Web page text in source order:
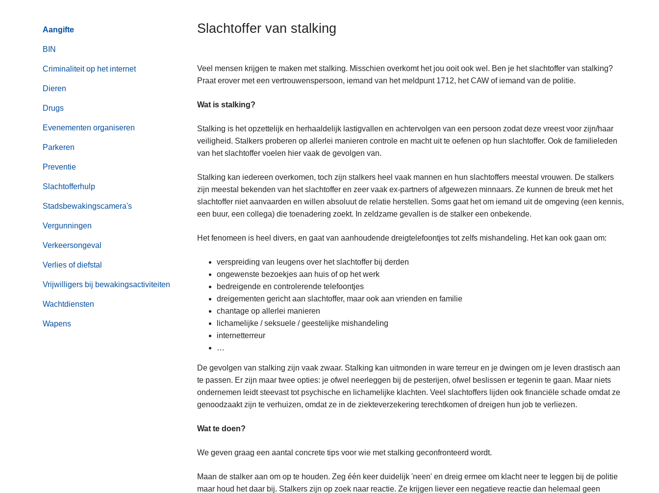
Aangifte
BIN
Criminaliteit op het internet
Dieren
Drugs
Evenementen organiseren
Parkeren
Preventie
Slachtofferhulp
Stadsbewakingscamera's
Vergunningen
Verkeersongeval
Verlies of diefstal
Vrijwilligers bij bewakingsactiviteiten
Wachtdiensten
Wapens
Slachtoffer van stalking
Veel mensen krijgen te maken met stalking. Misschien overkomt het jou ooit ook wel. Ben je het slachtoffer van stalking?
Praat erover met een vertrouwenspersoon, iemand van het meldpunt 1712, het CAW of iemand van de politie.
Wat is stalking?
Stalking is het opzettelijk en herhaaldelijk lastigvallen en achtervolgen van een persoon zodat deze vreest voor zijn/haar
veiligheid. Stalkers proberen op allerlei manieren controle en macht uit te oefenen op hun slachtoffer. Ook de familieleden
van het slachtoffer voelen hier vaak de gevolgen van.
Stalking kan iedereen overkomen, toch zijn stalkers heel vaak mannen en hun slachtoffers meestal vrouwen. De stalkers
zijn meestal bekenden van het slachtoffer en zeer vaak ex-partners of afgewezen minnaars. Ze kunnen de breuk met het
slachtoffer niet aanvaarden en willen absoluut de relatie herstellen. Soms gaat het om iemand uit de omgeving (een kennis,
een buur, een collega) die toenadering zoekt. In zeldzame gevallen is de stalker een onbekende.
Het fenomeen is heel divers, en gaat van aanhoudende dreigtelefoontjes tot zelfs mishandeling. Het kan ook gaan om:
verspreiding van leugens over het slachtoffer bij derden
ongewenste bezoekjes aan huis of op het werk
bedreigende en controlerende telefoontjes
dreigementen gericht aan slachtoffer, maar ook aan vrienden en familie
chantage op allerlei manieren
lichamelijke / seksuele / geestelijke mishandeling
internetterreur
…
De gevolgen van stalking zijn vaak zwaar. Stalking kan uitmonden in ware terreur en je dwingen om je leven drastisch aan
te passen. Er zijn maar twee opties: je ofwel neerleggen bij de pesterijen, ofwel beslissen er tegenin te gaan. Maar niets
ondernemen leidt steevast tot psychische en lichamelijke klachten. Veel slachtoffers lijden ook financiële schade omdat ze
genoodzaakt zijn te verhuizen, omdat ze in de ziekteverzekering terechtkomen of dreigen hun job te verliezen.
Wat te doen?
We geven graag een aantal concrete tips voor wie met stalking geconfronteerd wordt.
Maan de stalker aan om op te houden. Zeg één keer duidelijk 'neen' en dreig ermee om klacht neer te leggen bij de politie
maar houd het daar bij. Stalkers zijn op zoek naar reactie. Ze krijgen liever een negatieve reactie dan helemaal geen